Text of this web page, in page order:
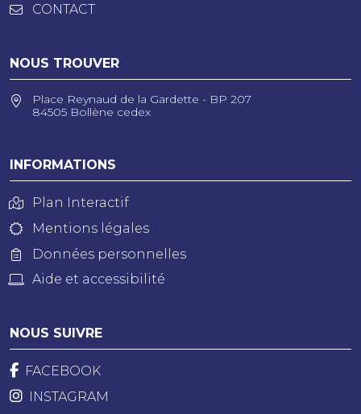
CONTACT
NOUS TROUVER
Place Reynaud de la Gardette - BP 207
84505 Bollène cedex
INFORMATIONS
Plan Interactif
Mentions légales
Données personnelles
Aide et accessibilité
NOUS SUIVRE
FACEBOOK
INSTAGRAM